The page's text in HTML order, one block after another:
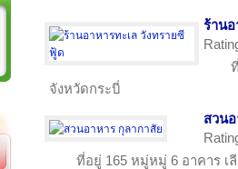
ร้านอ
จังหวัดกระบี่
สวน
ที่อยู่ 165 หมู่หมู่ 6 อาคาร เ